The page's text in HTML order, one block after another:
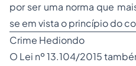
por ser uma norma que
se em vista o princípio do
Crime Hediondo
O Lei nº 13.104/2015